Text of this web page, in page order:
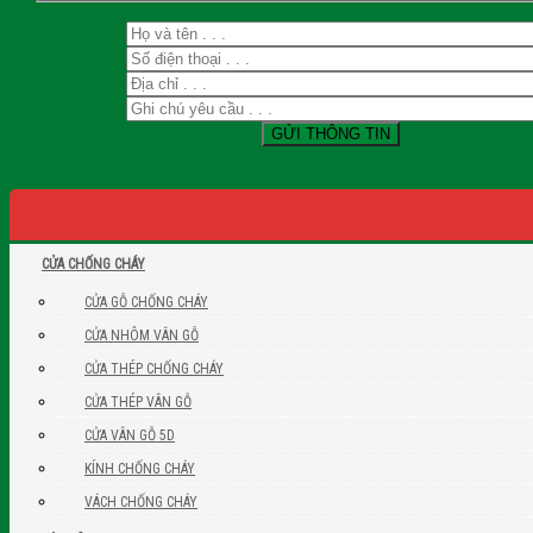
CỬA CHỐNG CHÁY
CỬA GỖ CHỐNG CHÁY
CỬA NHÔM VÂN GỖ
CỬA THÉP CHỐNG CHÁY
CỬA THÉP VÂN GỖ
CỬA VÂN GỖ 5D
KÍNH CHỐNG CHÁY
VÁCH CHỐNG CHÁY